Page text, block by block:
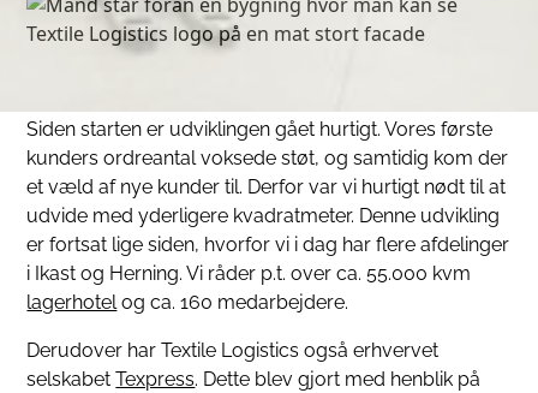
Siden starten er udviklingen gået hurtigt. Vores første
kunders ordreantal voksede støt, og samtidig kom der
et væld af nye kunder til. Derfor var vi hurtigt nødt til at
udvide med yderligere kvadratmeter. Denne udvikling
er fortsat lige siden, hvorfor vi i dag har flere afdelinger
i Ikast og Herning. Vi råder p.t. over ca. 55.000 kvm
lagerhotelog ca. 160 medarbejdere.
Derudover har Textile Logistics også erhvervet
selskabetTexpress. Dette blev gjort med henblik på